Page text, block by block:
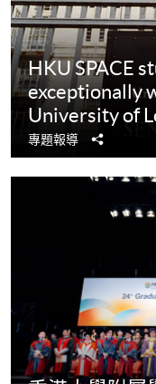
HKU SPACE
exceptionally
University of
專題報導
享